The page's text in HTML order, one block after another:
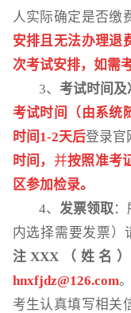
人实际确定是否缴
安排且无法办理退
次考试安排，如需
3、考试时间 及
考试时间（由系统
时间 1-2天后登录官
时间 ， 并按照准考
区参加检录。
4、发票领取
内选择需要发票）
注XXX（姓名
hnxfjdz@126.com
考生认真填写相关